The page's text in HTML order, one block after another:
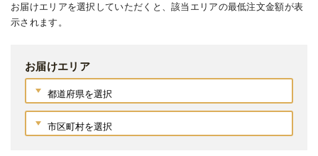
お届けエリアを選択していただくと、該当エリアの最低注文金額が表
示されます。
お届けエリア